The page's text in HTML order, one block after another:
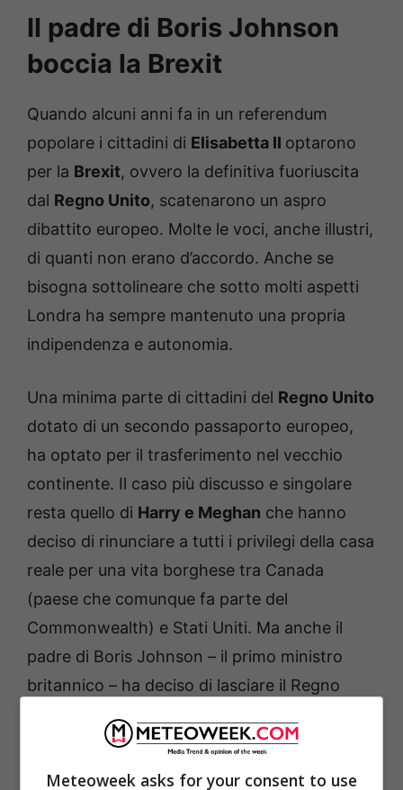
Il padre di Boris Johnson
boccia la Brexit
Quando alcuni anni fa in un referendum
popolare i cittadini di Elisabetta II optarono
per la Brexit, ovvero la definitiva fuoriuscita
dal Regno Unito, scatenarono un aspro
dibattito europeo. Molte le voci, anche illustri,
di quanti non erano d’accordo. Anche se
bisogna sottolineare che sotto molti aspetti
Londra ha sempre mantenuto una propria
indipendenza e autonomia.
Una minima parte di cittadini del Regno Unito
dotato di un secondo passaporto europeo,
ha optato per il trasferimento nel vecchio
continente. Il caso più discusso e singolare
resta quello di Harry e Meghan che hanno
deciso di rinunciare a tutti i privilegi della casa
reale per una vita borghese tra Canada
(paese che comunque fa parte del
Commonwealth) e Stati Uniti. Ma anche il
padre di Boris Johnson – il primo ministro
britannico – ha deciso di lasciare il Regno
Meteoweek asks for your consent to use